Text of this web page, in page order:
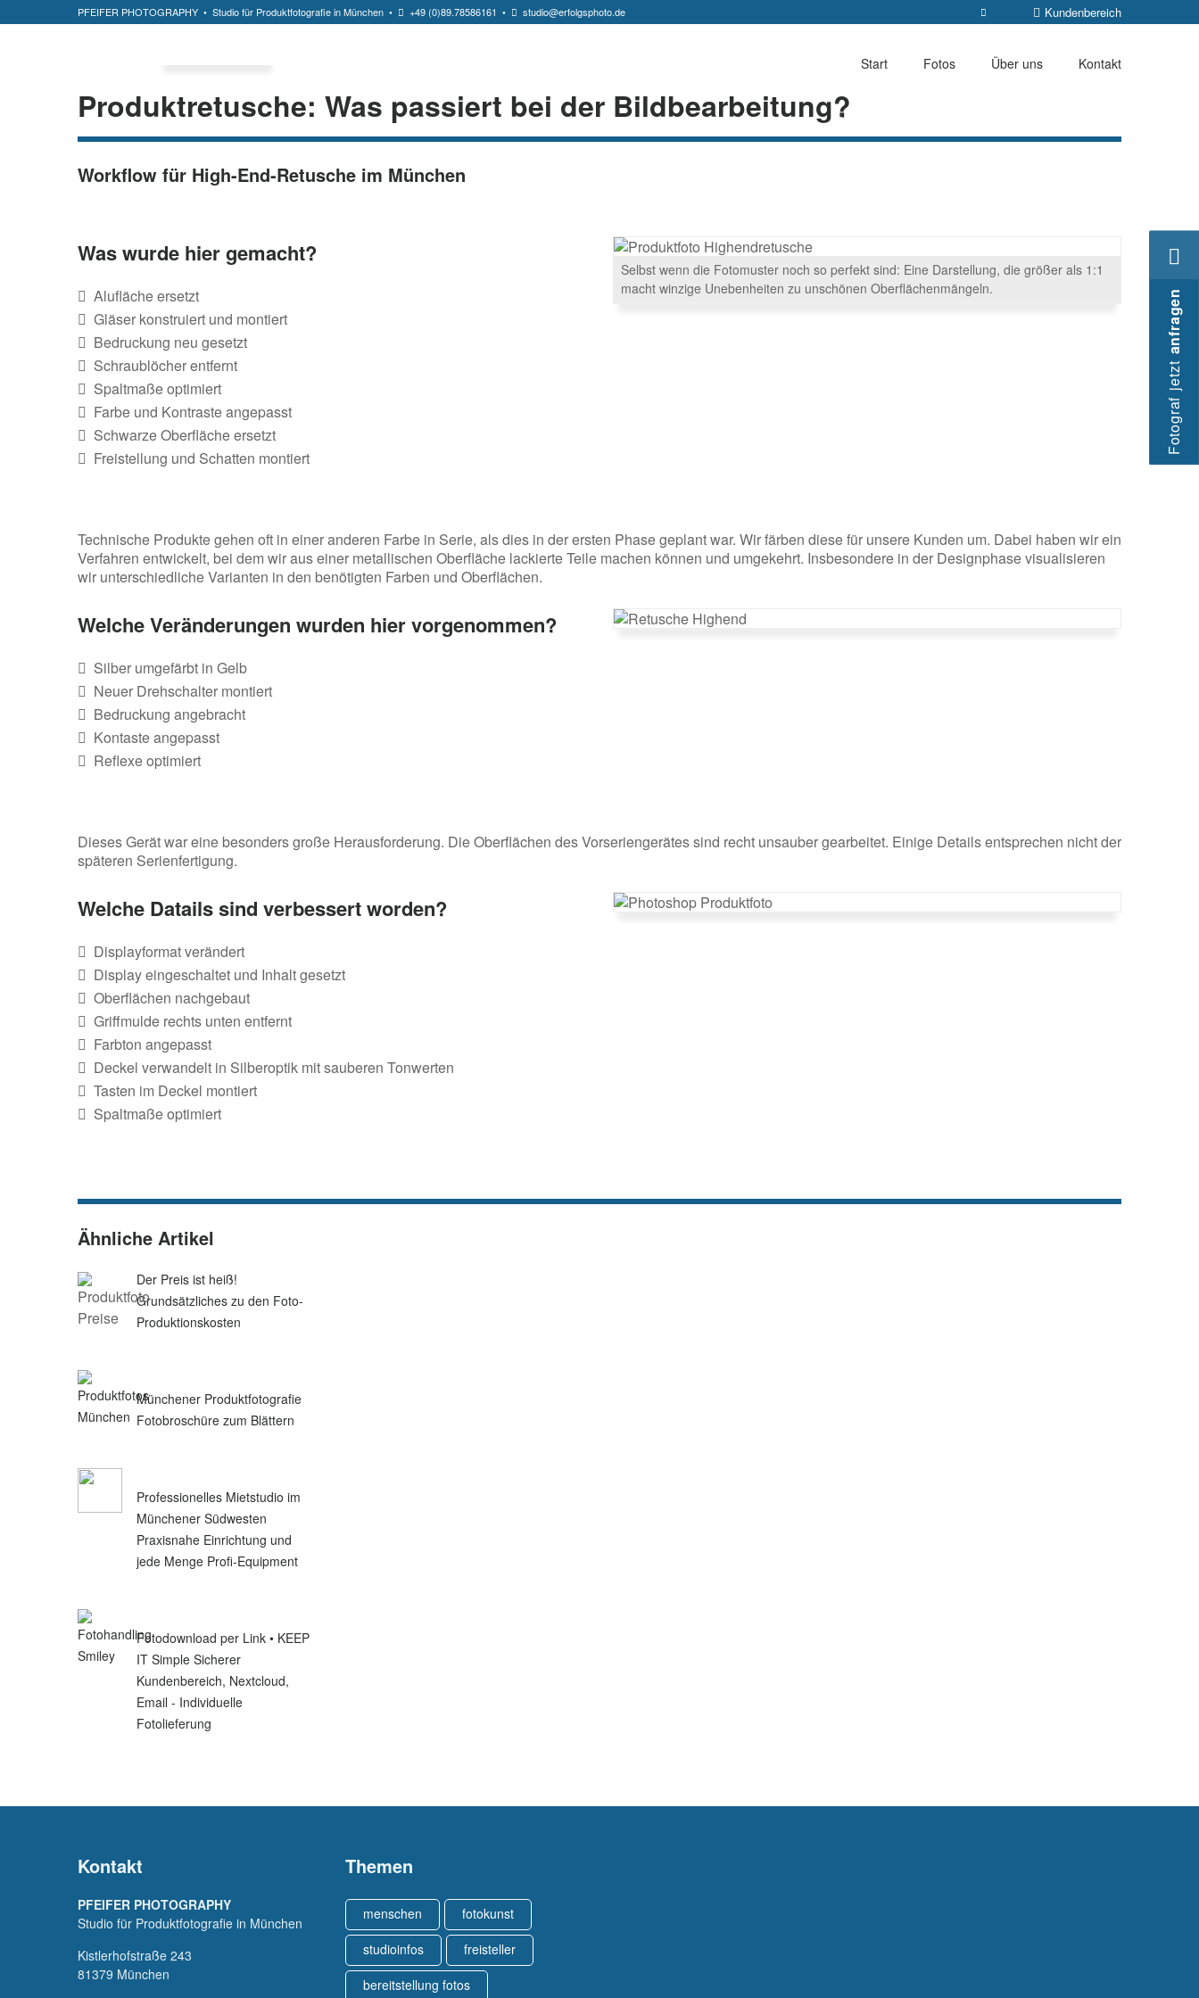
PFEIFER PHOTOGRAPHY • Studio für Produktfotografie in München • +49 (0)89.78586161 • studio@erfolgsphoto.de Kundenbereich
Start Fotos Über uns Kontakt
Produktretusche: Was passiert bei der Bildbearbeitung?
Workflow für High-End-Retusche im München
Was wurde hier gemacht?
Alufläche ersetzt
Gläser konstruiert und montiert
Bedruckung neu gesetzt
Schraublöcher entfernt
Spaltmaße optimiert
Farbe und Kontraste angepasst
Schwarze Oberfläche ersetzt
Freistellung und Schatten montiert
Selbst wenn die Fotomuster noch so perfekt sind: Eine Darstellung, die größer als 1:1
macht winzige Unebenheiten zu unschönen Oberflächenmängeln.
Technische Produkte gehen oft in einer anderen Farbe in Serie, als dies in der ersten Phase geplant war. Wir färben diese für unsere Kunden um. Dabei haben wir ein
Verfahren entwickelt, bei dem wir aus einer metallischen Oberfläche lackierte Teile machen können und umgekehrt. Insbesondere in der Designphase visualisieren
wir unterschiedliche Varianten in den benötigten Farben und Oberflächen.
Welche Veränderungen wurden hier vorgenommen?
Silber umgefärbt in Gelb
Neuer Drehschalter montiert
Bedruckung angebracht
Kontaste angepasst
Reflexe optimiert
Dieses Gerät war eine besonders große Herausforderung. Die Oberflächen des Vorseriengerätes sind recht unsauber gearbeitet. Einige Details entsprechen nicht der
späteren Serienfertigung.
Welche Datails sind verbessert worden?
Displayformat verändert
Display eingeschaltet und Inhalt gesetzt
Oberflächen nachgebaut
Griffmulde rechts unten entfernt
Farbton angepasst
Deckel verwandelt in Silberoptik mit sauberen Tonwerten
Tasten im Deckel montiert
Spaltmaße optimiert
Ähnliche Artikel
Der Preis ist heiß!
Grundsätzliches zu den Foto-
Produktionskosten
Münchener Produktfotografie
Fotobroschüre zum Blättern
Professionelles Mietstudio im
Münchener Südwesten
Praxisnahe Einrichtung und
jede Menge Profi-Equipment
Fotodownload per Link • KEEP
IT Simple Sicherer
Kundenbereich, Nextcloud,
Email - Individuelle
Fotolieferung
Kontakt
PFEIFER PHOTOGRAPHY
Studio für Produktfotografie in München
Kistlerhofstraße 243
81379 München
Themen
menschen
fotokunst
studioinfos
freisteller
bereitstellung fotos
Fotograf jetzt
anfragen